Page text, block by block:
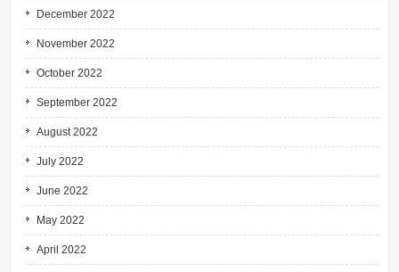
December 2022
November 2022
October 2022
September 2022
August 2022
July 2022
June 2022
May 2022
April 2022